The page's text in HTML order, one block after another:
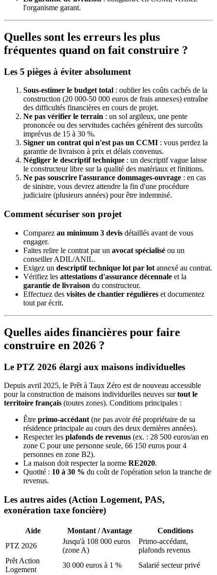
l'organisme garant.
Quelles sont les erreurs les plus
fréquentes quand on fait construire ?
Les 5 pièges à éviter absolument
Sous-estimer le budget total : oublier les coûts cachés de la
construction (20 000-50 000 euros de frais annexes) entraîne
des difficultés financières en cours de projet.
Ne pas vérifier le terrain : un sol argileux, une pente
prononcée ou des servitudes cachées génèrent des surcoûts
imprévus de 15 à 30 %.
Signer un contrat qui n'est pas un CCMI : vous perdez la
garantie de livraison à prix et délais convenus.
Négliger le descriptif technique : un descriptif vague laisse
le constructeur libre sur la qualité des matériaux et finitions.
Ne pas souscrire l'assurance dommages-ouvrage : en cas
de sinistre, vous devrez attendre la fin d'une procédure
judiciaire (plusieurs années) pour être indemnisé.
Comment sécuriser son projet
Comparez au minimum 3 devis détaillés avant de vous
engager.
Faites relire le contrat par un avocat spécialisé ou un
conseiller ADIL/ANIL.
Exigez un descriptif technique lot par lot annexé au contrat.
Vérifiez les attestations d'assurance décennale et la
garantie de livraison du constructeur.
Effectuez des visites de chantier régulières et documentez
tout par écrit.
Quelles aides financières pour faire
construire en 2026 ?
Le PTZ 2026 élargi aux maisons individuelles
Depuis avril 2025, le Prêt à Taux Zéro est de nouveau accessible
pour la construction de maisons individuelles neuves surtout le
territoire français (toutes zones). Conditions principales :
Être primo-accédant (ne pas avoir été propriétaire de sa
résidence principale au cours des deux dernières années).
Respecter les plafonds de revenus (ex. : 28 500 euros/an en
zone C pour une personne seule, 66 150 euros pour 4
personnes en zone B2).
La maison doit respecter la norme RE2020.
Quotité : 10 à 30 % du coût de l'opération selon la tranche de
revenus.
Les autres aides (Action Logement, PAS,
exonération taxe foncière)
Aide Montant / Avantage
Conditions
PTZ 2026
Jusqu'à 108 000 euros
(zone A)
Primo-accédant,
plafonds revenus
Prêt Action
Logement
30 000 euros à 1 % Salarié secteur privé